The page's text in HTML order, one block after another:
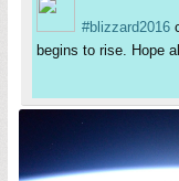
#blizzard2016
begins to rise. Hope